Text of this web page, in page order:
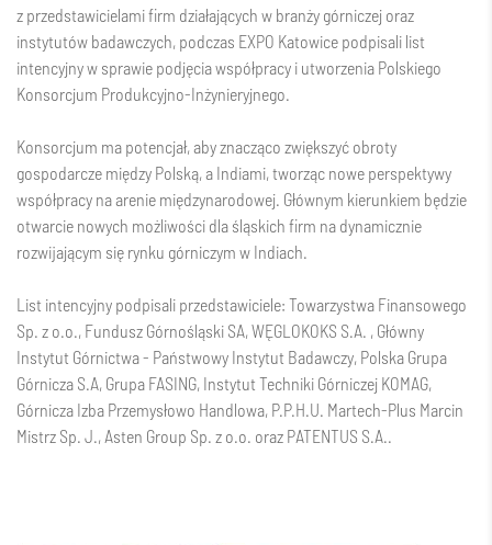
z przedstawicielami firm działających w branży górniczej oraz
instytutów badawczych, podczas EXPO Katowice podpisali list
intencyjny w sprawie podjęcia współpracy i utworzenia Polskiego
Konsorcjum Produkcyjno-Inżynieryjnego.
Konsorcjum ma potencjał, aby znacząco zwiększyć obroty
gospodarcze między Polską, a Indiami, tworząc nowe perspektywy
współpracy na arenie międzynarodowej. Głównym kierunkiem będzie
otwarcie nowych możliwości dla śląskich firm na dynamicznie
rozwijającym się rynku górniczym w Indiach.
List intencyjny podpisali przedstawiciele: Towarzystwa Finansowego
Sp. z o.o., Fundusz Górnośląski SA,WĘGLOKOKS S.A. , Główny
Instytut Górnictwa - Państwowy Instytut Badawczy, Polska Grupa
Górnicza S.A, Grupa FASING, Instytut Techniki Górniczej KOMAG,
Górnicza Izba Przemysłowo Handlowa, P.P.H.U. Martech-Plus Marcin
Mistrz Sp. J., Asten Group Sp. z o.o. oraz PATENTUS S.A..